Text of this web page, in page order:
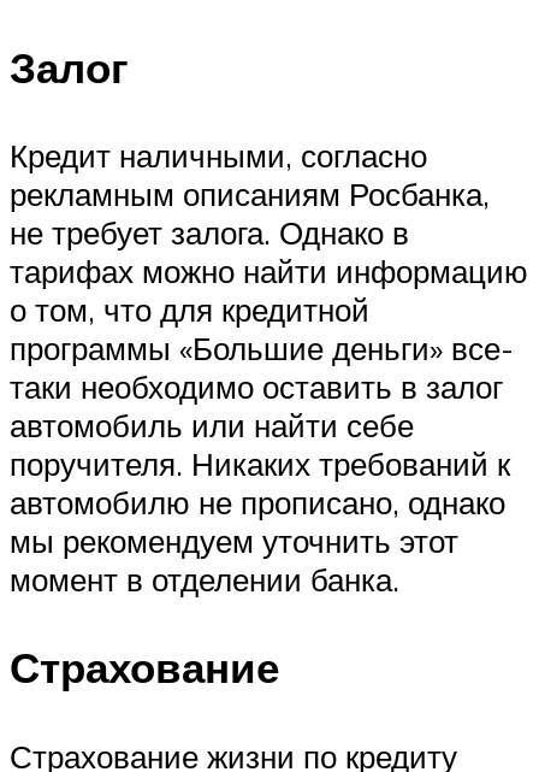
Залог
Кредит наличными, согласно
рекламным описаниям Росбанка,
не требует залога. Однако в
тарифах можно найти информацию
о том, что для кредитной
программы «Большие деньги» все-
таки необходимо оставить в залог
автомобиль или найти себе
поручителя. Никаких требований к
автомобилю не прописано, однако
мы рекомендуем уточнить этот
момент в отделении банка.
Страхование
Страхование жизни по кредиту